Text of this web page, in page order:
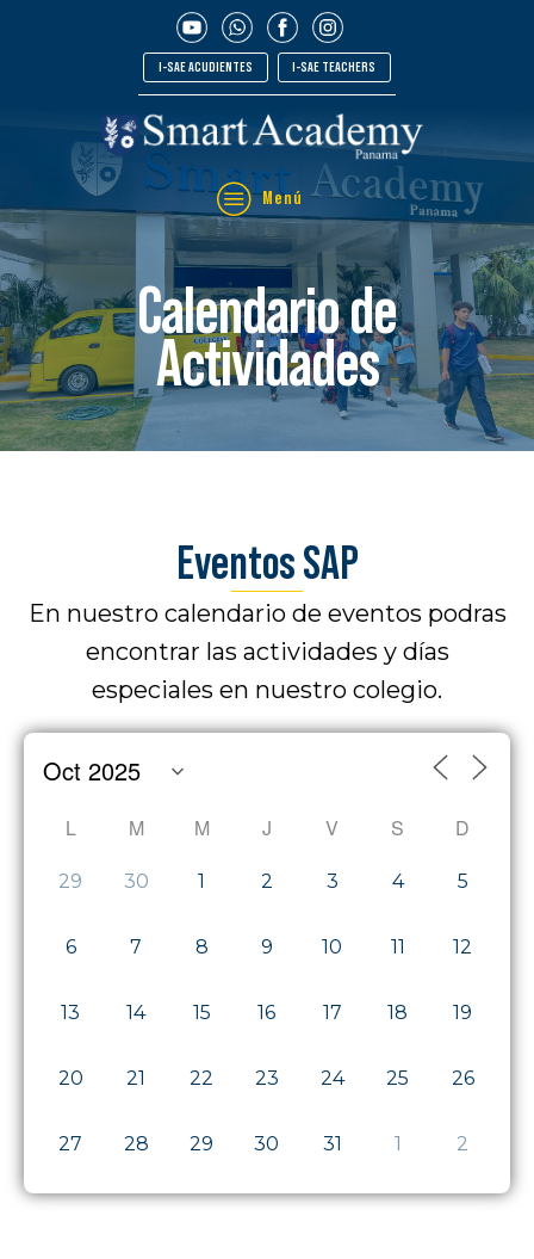
I-SAE ACUDIENTES I-SAE TEACHERS
Menú
Calendario de
Actividades
Eventos SAP
En nuestro calendario de eventos podras
encontrar las actividades y días
especiales en nuestro colegio.
L M M J V S D
29 30 1 2 3 4 5
6 7 8 9 10 11 12
13 14 15 16 17 18 19
20 21 22 23 24 25 26
27 28 29 30 31 1 2